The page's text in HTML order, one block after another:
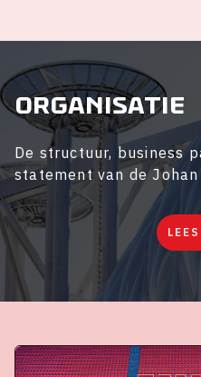
Organisatie
De structuur, business
statement van de